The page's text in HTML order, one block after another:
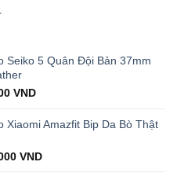
VND.
Seiko 5 Quân Đội Bản 37mm
VNDCurrent
is:
199.000 VND.
Xiaomi Amazfit Bip Da Bò Thật
VND